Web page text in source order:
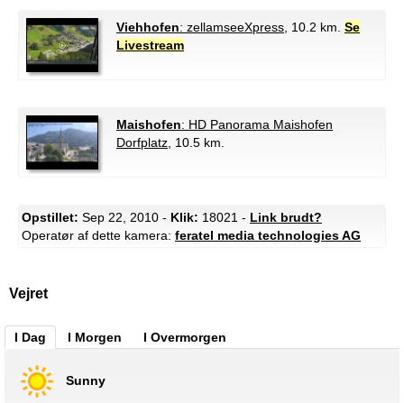
Viehhofen: zellamseeXpress , 10.2 km. Se
Livestream
Maishofen: HD Panorama Maishofen
Dorfplatz , 10.5 km.
Opstillet: Sep 22, 2010 - Klik: 18021 - Link brudt?
Operatør af dette kamera: feratel media technologies AG
Vejret
I Dag I Morgen I Overmorgen
Sunny